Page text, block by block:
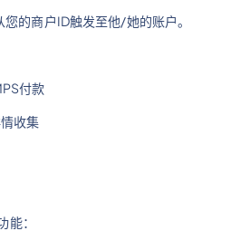
的商户ID触发至他/她的账户。
付款
收集
：